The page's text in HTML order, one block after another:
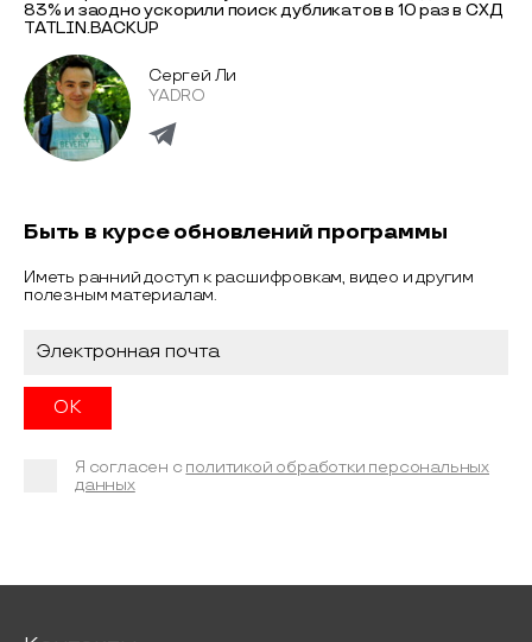
83% и заодно ускорили поиск дубликатов в 10 раз в СХД
TATLIN.BACKUP
Сергей Ли
YADRO
Быть в курсе обновлений программы
Иметь ранний доступ к расшифровкам, видео и другим
полезным материалам.
Я согласен с политикой обработки персональных
данных